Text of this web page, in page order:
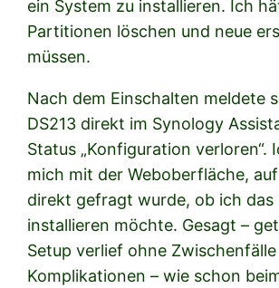
ein System zu installieren. Ich
Partitionen löschen und neue
müssen.
Nach dem Einschalten meldete
DS213 direkt im Synology
Status „Konfiguration verloren“.
mich mit der Weboberfläche,
direkt gefragt wurde, ob ich das
installieren möchte. Gesagt –
Setup verlief ohne
Komplikationen – wie schon